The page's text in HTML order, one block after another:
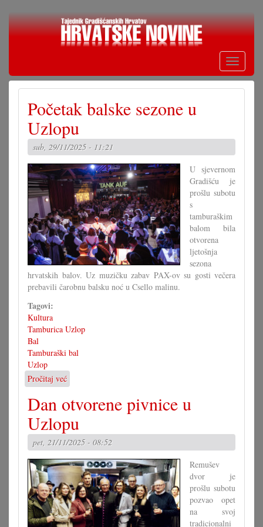
Skoči
Toggle
Početak balske sezone u
Uzlopu
sub, 29/11/2025 - 11:21
U sjevernom
Gradišću je
prošlu subotu
s
tamburaškim
balom bila
otvorena
ljetošnja
sezona
hrvatskih balov. Uz muzičku zabav PAX-ov su gosti večera
prebavili čarobnu balsku noć u Csello malinu.
Tagovi:
Kultura
Tamburica Uzlop
Bal
Tamburaški bal
Uzlop
Pročitaj već
Početak
balske
sezone
u
Uzlopu
Dan otvorene pivnice u
Uzlopu
pet, 21/11/2025 - 08:52
Remušev
dvor je
prošlu subotu
pozvao opet
na svoj
tradicionalni